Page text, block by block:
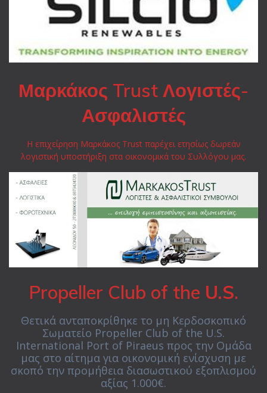
Μαρκάκος Trust Λογιστές-
Ασφαλιστές
Η επιχείρηση Μαρκάκος Trust παρέχει ετησίως δωρεάν
λογιστική υποστήριξη στα οικονομικά του Συλλόγου μας.
Propeller Club of the U.S.
Θετικά ανταποκρίθηκε το μη Κερδοσκοπικό
Σωματείο Propeller Club of the U.S.
International Port of Piraeus προς την Ομάδα
μας στο αίτημα για οικονομική ενίσχυση με
σκοπό την προμήθεια διασωστικού εξοπλισμού
αξίας 1.000€.